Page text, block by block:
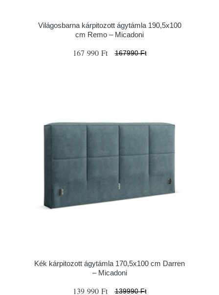
Világosbarna kárpitozott ágytámla 190,5x100
cm Remo – Micadoni
167 990 Ft 167990 Ft
Kék kárpitozott ágytámla 170,5x100 cm Darren
– Micadoni
139 990 Ft 139990 Ft